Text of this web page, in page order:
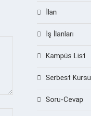
İlan
İş İlanları
Kampüs List
Serbest Kürsü
Soru-Cevap